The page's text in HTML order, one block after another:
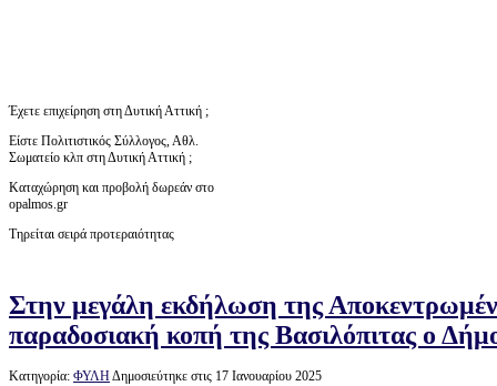
Έχετε επιχείρηση στη Δυτική Αττική ;
Είστε Πολιτιστικός Σύλλογος, Αθλ.
Σωματείο κλπ στη Δυτική Αττική ;
Καταχώρηση και προβολή δωρεάν στο
opalmos.gr
Τηρείται σειρά προτεραιότητας
Στην μεγάλη εκδήλωση της
παραδοσιακή κοπή της Βασιλόπιτας ο
Κατηγορία: ΦΥΛΗΔημοσιεύτηκε στις 17 Ιανουαρίου 2025